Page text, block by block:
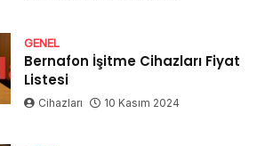
GENEL
Bernafon İşitme Cihazları Fiyat
Listesi
Cihazları 10 Kasım 2024